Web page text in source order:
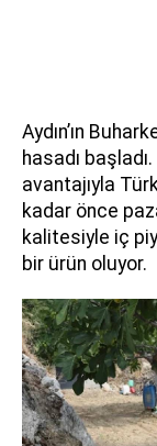
Aydın’ın
hasadı
avantajıyla
kadar önce
kalitesiyle iç
bir ürün oluyor.